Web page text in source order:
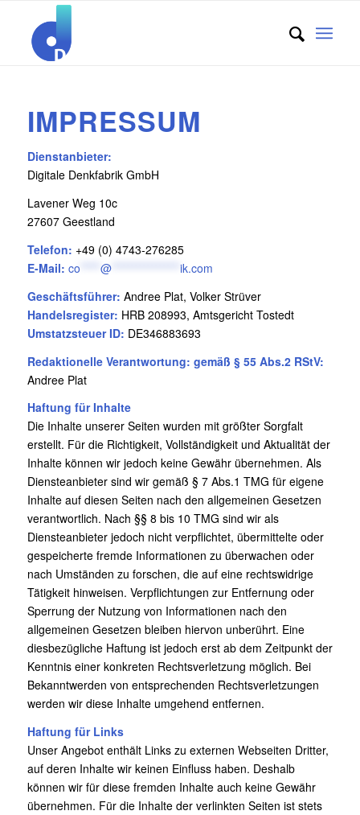
IMPRESSUM
Dienstanbieter:
Digitale Denkfabrik GmbH
Lavener Weg 10c
27607 Geestland
Telefon: +49 (0) 4743-276285
E-Mail: co @***************** ik.com
Geschäftsführer: Andree Plat, Volker Strüver
Handelsregister: HRB 208993, Amtsgericht Tostedt
Umstatzsteuer ID: DE346883693
Redaktionelle Verantwortung: gemäß § 55 Abs.2 RStV:
Andree Plat
Haftung für Inhalte
Die Inhalte unserer Seiten wurden mit größter Sorgfalt
erstellt. Für die Richtigkeit, Vollständigkeit und Aktualität der
Inhalte können wir jedoch keine Gewähr übernehmen. Als
Diensteanbieter sind wir gemäß § 7 Abs.1 TMG für eigene
Inhalte auf diesen Seiten nach den allgemeinen Gesetzen
verantwortlich. Nach §§ 8 bis 10 TMG sind wir als
Diensteanbieter jedoch nicht verpflichtet, übermittelte oder
gespeicherte fremde Informationen zu überwachen oder
nach Umständen zu forschen, die auf eine rechtswidrige
Tätigkeit hinweisen. Verpflichtungen zur Entfernung oder
Sperrung der Nutzung von Informationen nach den
allgemeinen Gesetzen bleiben hiervon unberührt. Eine
diesbezügliche Haftung ist jedoch erst ab dem Zeitpunkt der
Kenntnis einer konkreten Rechtsverletzung möglich. Bei
Bekanntwerden von entsprechenden Rechtsverletzungen
werden wir diese Inhalte umgehend entfernen.
Haftung für Links
Unser Angebot enthält Links zu externen Webseiten Dritter,
auf deren Inhalte wir keinen Einfluss haben. Deshalb
können wir für diese fremden Inhalte auch keine Gewähr
übernehmen. Für die Inhalte der verlinkten Seiten ist stets